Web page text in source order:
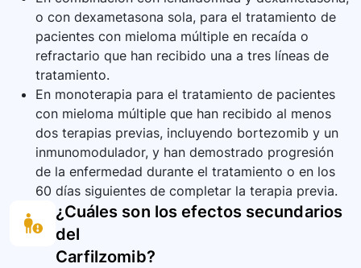
o con dexametasona sola, para el tratamiento de
pacientes con mieloma múltiple en recaída o
refractario que han recibido una a tres líneas de
tratamiento.
En monoterapia para el tratamiento de pacientes
con mieloma múltiple que han recibido al menos
dos terapias previas, incluyendo bortezomib y un
inmunomodulador, y han demostrado progresión
de la enfermedad durante el tratamiento o en los
60 días siguientes de completar la terapia previa.
¿Cuáles son los efectos secundarios
del
Carfilzomib?